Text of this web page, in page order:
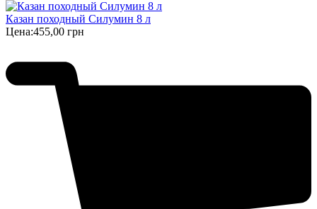
Казан походный Силумин 8 л
Цена:455,00 грн